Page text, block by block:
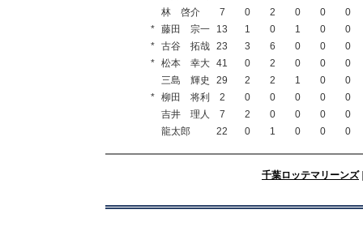
林 啓介
7 0 2 0 0
0
* 藤田 宗一 13 1 0 1 0
0
* 古谷 拓哉 23 3 6 0 0
0
* 松本 幸大 41 0 2 0 0
0
三島 輝史
29 2 2 1 0
0
* 柳田 将利 2 0 0 0 0
0
吉井 理人
7 2 0 0 0
0
龍太郎
22 0 1 0 0 0
千葉ロッテマリーンズ